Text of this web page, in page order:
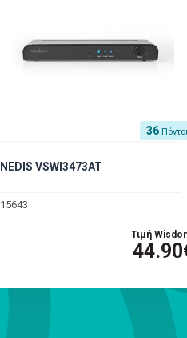
36 Πόντοι
NEDIS VSWI3473AT
15643
Τιμή